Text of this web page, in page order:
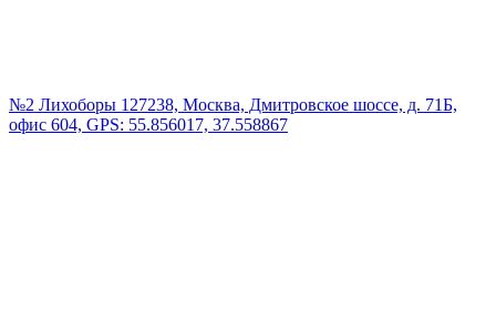
№2 Лихоборы 127238, Москва, Дмитровское шоссе, д. 71Б,
офис 604, GPS: 55.856017, 37.558867